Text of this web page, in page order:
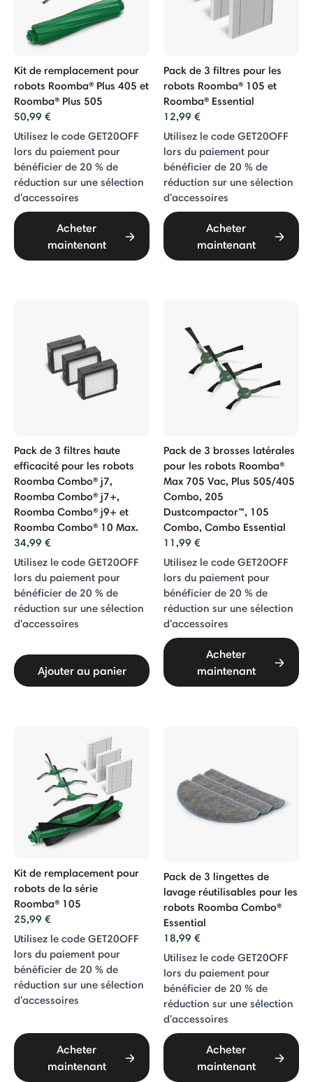
Kit de remplacement pour
robots Roomba® Plus 405 et
Roomba® Plus 505
50,99 €
Utilisez le code GET20OFF
lors du paiement pour
bénéficier de 20 % de
réduction sur une sélection
d'accessoires
Acheter
maintenant
Pack de 3 filtres pour les
robots Roomba® 105 et
Roomba® Essential
12,99 €
Utilisez le code GET20OFF
lors du paiement pour
bénéficier de 20 % de
réduction sur une sélection
d'accessoires
Acheter
maintenant
Pack de 3 filtres haute
efficacité pour les robots
Roomba Combo® j7,
Roomba Combo® j7+,
Roomba Combo® j9+ et
Roomba Combo® 10 Max.
34,99 €
Utilisez le code GET20OFF
lors du paiement pour
bénéficier de 20 % de
réduction sur une sélection
d'accessoires
Ajouter au panier
Pack de 3 brosses latérales
pour les robots Roomba®
Max 705 Vac, Plus 505/405
Combo, 205
Dustcompactor™, 105
Combo, Combo Essential
11,99 €
Utilisez le code GET20OFF
lors du paiement pour
bénéficier de 20 % de
réduction sur une sélection
d'accessoires
Acheter
maintenant
Kit de remplacement pour
robots de la série
Roomba® 105
25,99 €
Utilisez le code GET20OFF
lors du paiement pour
bénéficier de 20 % de
réduction sur une sélection
d'accessoires
Acheter
maintenant
Pack de 3 lingettes de
lavage réutilisables pour les
robots Roomba Combo®
Essential
18,99 €
Utilisez le code GET20OFF
lors du paiement pour
bénéficier de 20 % de
réduction sur une sélection
d'accessoires
Acheter
maintenant